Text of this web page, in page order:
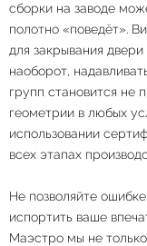
сборки на заводе
полотно «поведёт».
для закрывания
наоборот,
групп становится не
геометрии в любых
использовании
всех этапах
Не позволяйте
испортить ваше
Маэстро мы не